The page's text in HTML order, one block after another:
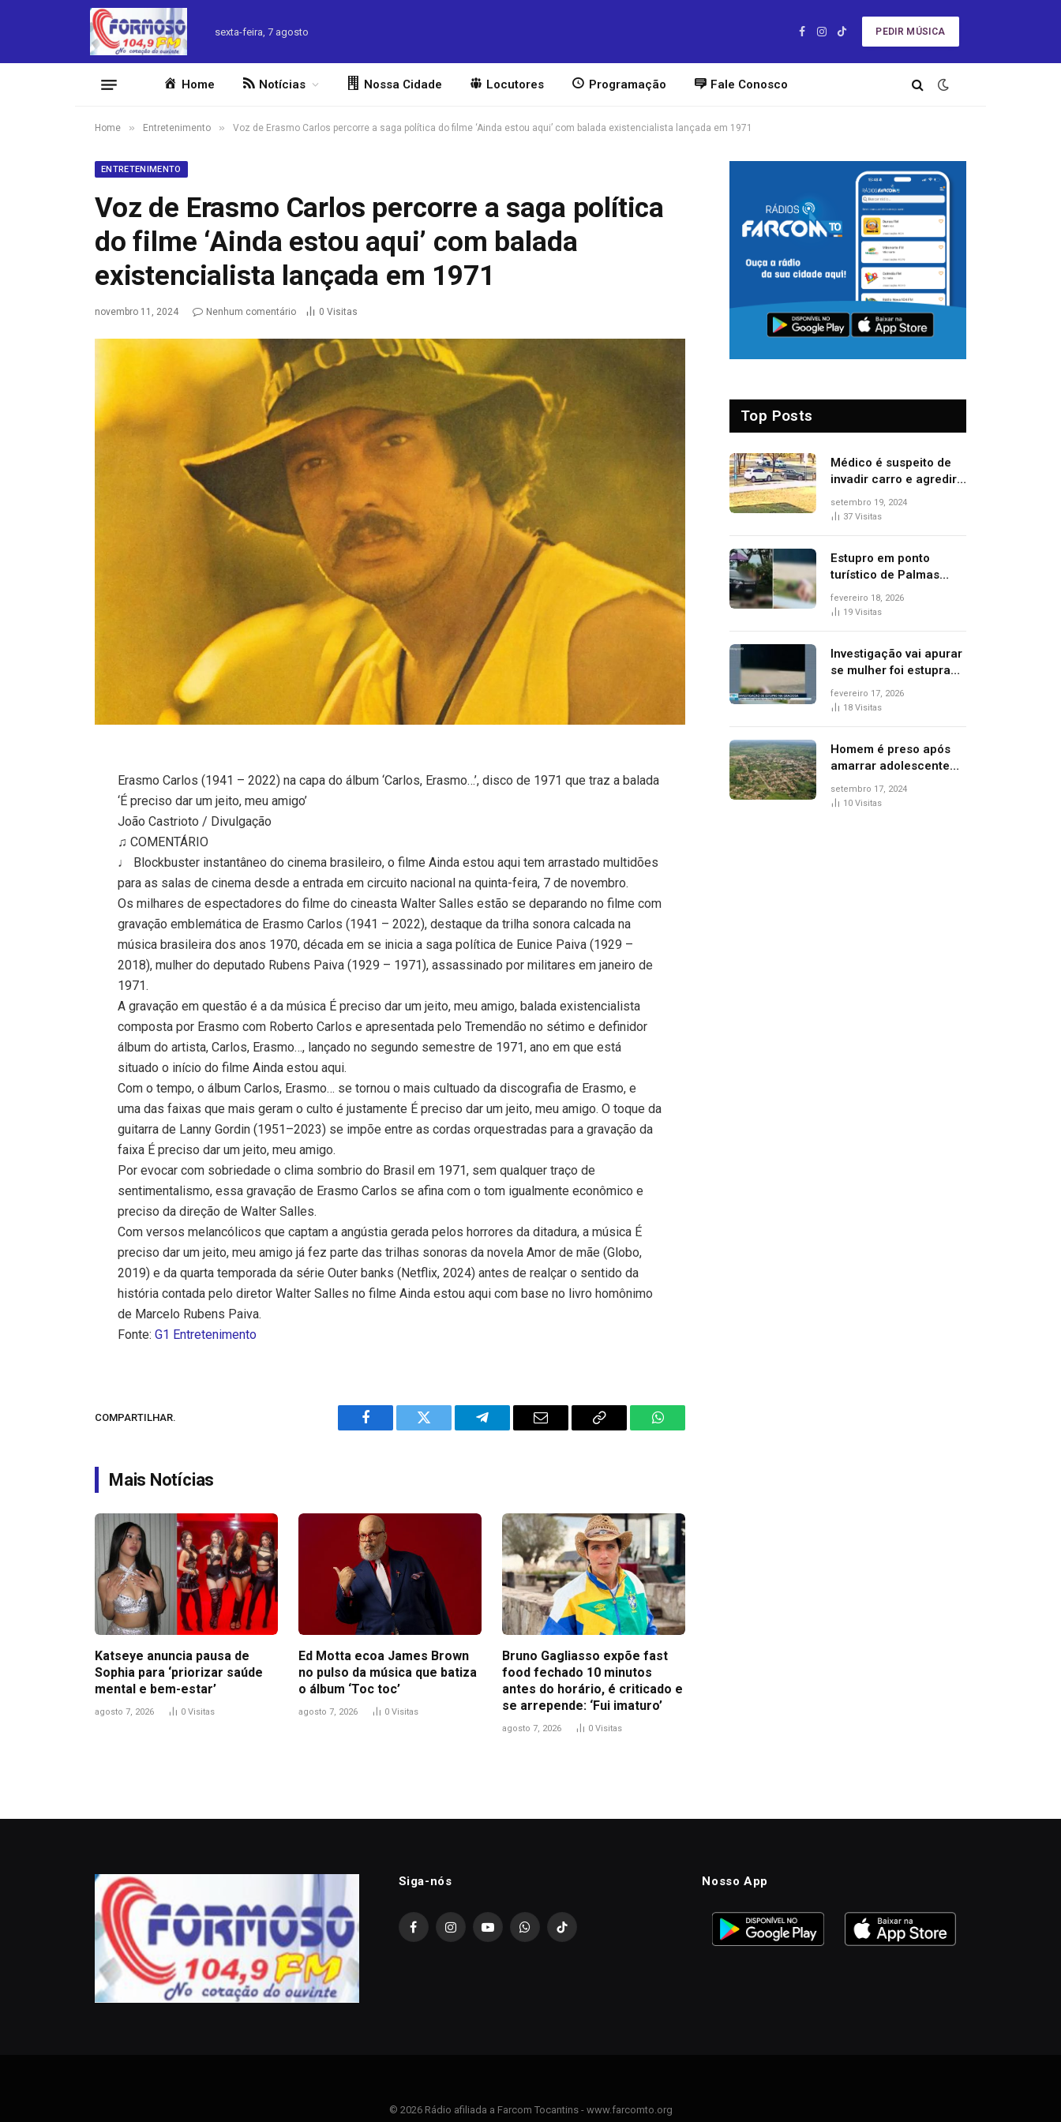
sexta-feira, 7 agosto
Facebook
Instagram
TikTok
PEDIR MÚSICA
Home Notícias Nossa Cidade Locutores Programação Fale Conosco
Home » Entretenimento » Voz de Erasmo Carlos percorre a saga política do filme ‘Ainda estou aqui’ com balada existencialista lançada em 1971
ENTRETENIMENTO
Voz de Erasmo Carlos percorre a saga política
do filme ‘Ainda estou aqui’ com balada
existencialista lançada em 1971
novembro 11, 2024 Nenhum comentário 0 Visitas
Erasmo Carlos (1941 – 2022) na capa do álbum ‘Carlos, Erasmo…’, disco de 1971 que traz a balada
‘É preciso dar um jeito, meu amigo’
João Castrioto / Divulgação
♫ COMENTÁRIO
♩ Blockbuster instantâneo do cinema brasileiro, o filme Ainda estou aqui tem arrastado multidões
para as salas de cinema desde a entrada em circuito nacional na quinta-feira, 7 de novembro.
Os milhares de espectadores do filme do cineasta Walter Salles estão se deparando no filme com
gravação emblemática de Erasmo Carlos (1941 – 2022), destaque da trilha sonora calcada na
música brasileira dos anos 1970, década em se inicia a saga política de Eunice Paiva (1929 –
2018), mulher do deputado Rubens Paiva (1929 – 1971), assassinado por militares em janeiro de
1971.
A gravação em questão é a da música É preciso dar um jeito, meu amigo, balada existencialista
composta por Erasmo com Roberto Carlos e apresentada pelo Tremendão no sétimo e definidor
álbum do artista, Carlos, Erasmo…, lançado no segundo semestre de 1971, ano em que está
situado o início do filme Ainda estou aqui.
Com o tempo, o álbum Carlos, Erasmo… se tornou o mais cultuado da discografia de Erasmo, e
uma das faixas que mais geram o culto é justamente É preciso dar um jeito, meu amigo. O toque da
guitarra de Lanny Gordin (1951–2023) se impõe entre as cordas orquestradas para a gravação da
faixa É preciso dar um jeito, meu amigo.
Por evocar com sobriedade o clima sombrio do Brasil em 1971, sem qualquer traço de
sentimentalismo, essa gravação de Erasmo Carlos se afina com o tom igualmente econômico e
preciso da direção de Walter Salles.
Com versos melancólicos que captam a angústia gerada pelos horrores da ditadura, a música É
preciso dar um jeito, meu amigo já fez parte das trilhas sonoras da novela Amor de mãe (Globo,
2019) e da quarta temporada da série Outer banks (Netflix, 2024) antes de realçar o sentido da
história contada pelo diretor Walter Salles no filme Ainda estou aqui com base no livro homônimo
de Marcelo Rubens Paiva.
Fonte:G1 Entretenimento
COMPARTILHAR.
Facebook Twitter Telegram Email
Copy
WhatsApp
Mais Notícias
Katseye anuncia pausa de
Sophia para ‘priorizar saúde
mental e bem-estar’
agosto 7, 2026 0 Visitas
Ed Motta ecoa James Brown
no pulso da música que batiza
o álbum ‘Toc toc’
agosto 7, 2026 0 Visitas
Bruno Gagliasso expõe fast
food fechado 10 minutos
antes do horário, é criticado e
se arrepende: ‘Fui imaturo’
agosto 7, 2026 0 Visitas
Top Posts
Médico é suspeito de
invadir carro e agredir
delegado aposentado
durante confusão no
setembro 19, 2024
37 Visitas
Estupro em ponto
turístico de Palmas
ocorreu em frente à
viatura e base de
fevereiro 18, 2026
19 Visitas
Investigação vai apurar
se mulher foi estuprada
na frente de base da
Guarda Metropolitana
fevereiro 17, 2026
18 Visitas
Homem é preso após
amarrar adolescente
suspeito de furto em
estaca de cerca e
setembro 17, 2024
10 Visitas
Siga-nós
FacebookInstagramYouTubeWhatsAppTikTok
Nosso App
© 2026 Rádio afiliada a Farcom Tocantins - www.farcomto.org